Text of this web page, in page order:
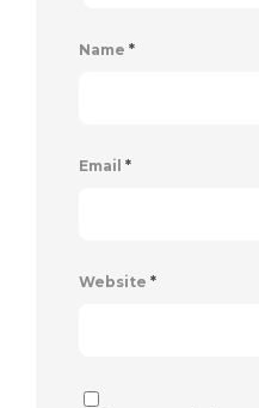
Name *
Email *
Website *